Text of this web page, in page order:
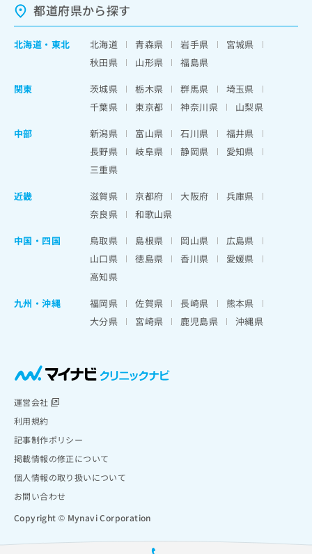
都道府県から探す
北海道 ・ 東北 北海道 青森県 岩手県
宮城県
秋田県
山形県
福島県
関東
茨城県 栃木県 群馬県
埼玉県
千葉県
東京都 神奈川県
山梨県
中部
新潟県 富山県 石川県
福井県
長野県
岐阜県 静岡県
愛知県
三重県
近畿
滋賀県 京都府 大阪府
兵庫県
奈良県
和歌山県
中国・四国
鳥取県 島根県 岡山県
広島県
山口県
徳島県 香川県
愛媛県
高知県
九州・沖縄
福岡県 佐賀県 長崎県
熊本県
大分県
宮崎県 鹿児島県 沖縄県
運営会社
利用規約
記事制作ポリシー
掲載情報の修正について
個人情報の取り扱いについて
お問い合わせ
Copyright © Mynavi Corporation